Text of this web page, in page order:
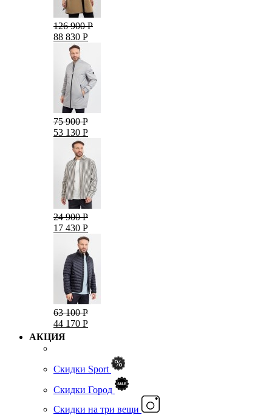
126 900 Р
88 830 Р
75 900 Р
53 130 Р
24 900 Р
17 430 Р
63 100 Р
44 170 Р
АКЦИЯ
Скидки Sport
Скидки Город
Cкидки на три вещи